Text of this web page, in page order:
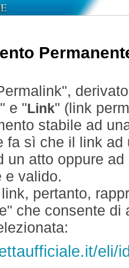
" e " Link" (link
stabile ad
fa sì che il link
un atto oppure
e valido.
pertanto,
che consente
eli/